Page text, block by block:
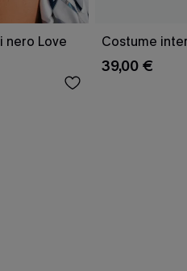
nero Love Costume
39,00 €